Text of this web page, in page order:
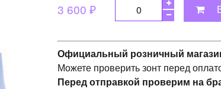
3 600 ₽
Официальный розничный
Можете проверить зонт перед
Перед отправкой проверим на